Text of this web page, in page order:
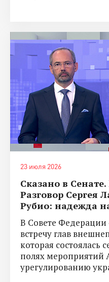
23 июля 2026
Сказано в
Разговор Сергея
Рубио: надежда
В Совете Федерации
встречу глав
которая состоялась
полях
урегулированию